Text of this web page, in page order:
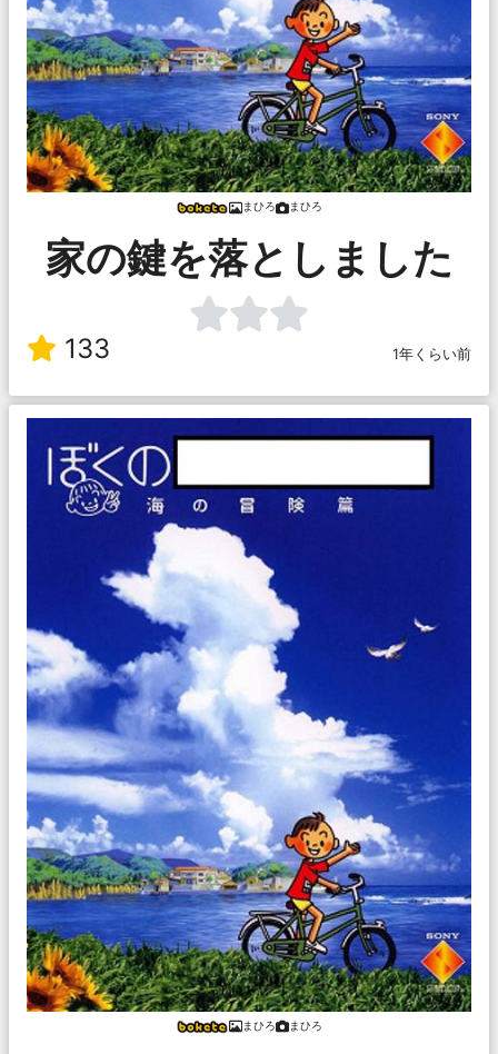
まひろ まひろ
家の鍵を落としました
133 1年くらい前
まひろ まひろ